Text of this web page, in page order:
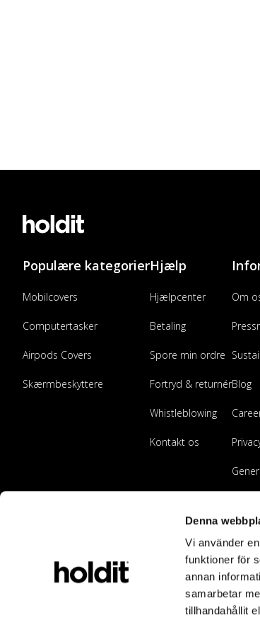
Denna
Vi använder
funktioner för
annan
samarbetar
tillhandahållit
Populære kategorier
Mobilcovers
Computertasker
Airpods Covers
Skærmbeskyttere
Hjælp
Hjælpcenter
Betaling
Spore min ordre
Fortryd & returnér
Whistleblowing
Kontakt os
Om
Blog